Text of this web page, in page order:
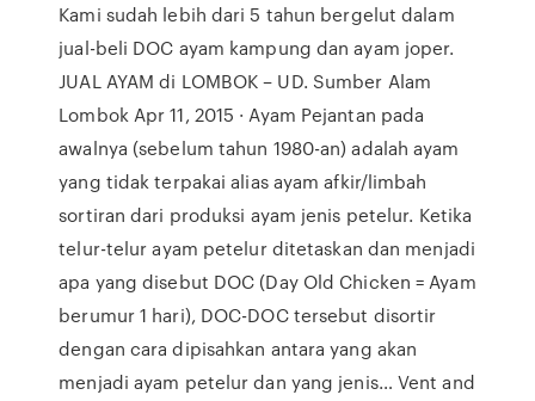
Kami sudah lebih dari 5 tahun bergelut dalam
jual-beli DOC ayam kampung dan ayam joper.
JUAL AYAM di LOMBOK – UD. Sumber Alam
Lombok Apr 11, 2015 · Ayam Pejantan pada
awalnya (sebelum tahun 1980-an) adalah ayam
yang tidak terpakai alias ayam afkir/limbah
sortiran dari produksi ayam jenis petelur. Ketika
telur-telur ayam petelur ditetaskan dan menjadi
apa yang disebut DOC (Day Old Chicken = Ayam
berumur 1 hari), DOC-DOC tersebut disortir
dengan cara dipisahkan antara yang akan
menjadi ayam petelur dan yang jenis… Vent and